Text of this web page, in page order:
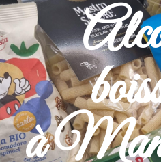
à